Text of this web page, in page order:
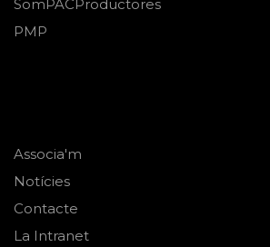
SomPACProductores
PMP
Associa'm
Notícies
Contacte
La Intranet